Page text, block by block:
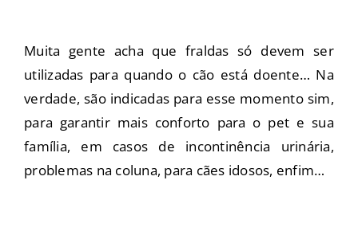
Muita gente acha que fraldas só devem ser
utilizadas para quando o cão está doente… Na
verdade, são indicadas para esse momento sim,
para garantir mais conforto para o pet e sua
família, em casos de incontinência urinária,
problemas na coluna, para cães idosos, enfim…